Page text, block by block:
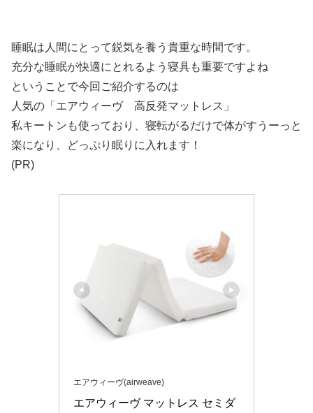
睡眠は人間にとって鋭気を養う貴重な時間です。
充分な睡眠が快適にとれるよう寝具も重要ですよね
ということで今回ご紹介するのは
人気の「エアウィーヴ 高反発マットレス」
私キートンも使っており、寝転がるだけで体がすうーっと
楽になり、どっぷり眠りに入れます！
(PR)
エアウィーヴ(airweave)
エアウィーヴ マットレス セミダ